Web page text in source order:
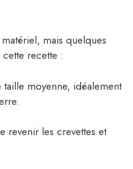
mais quelques
recette :
taille moyenne, idéalement
revenir les crevettes et